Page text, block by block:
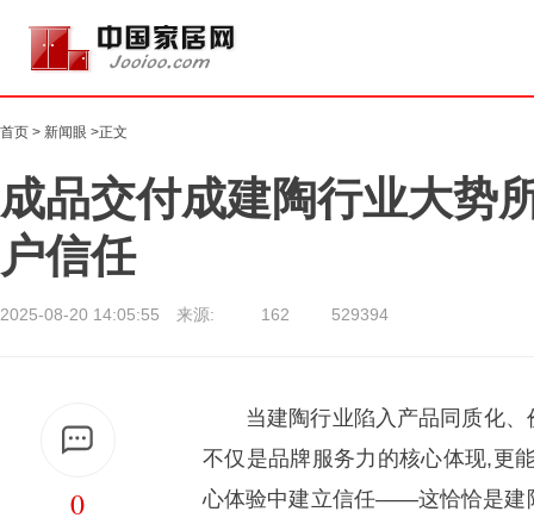
首页 > 新闻眼 >正文
成品交付成建陶行业大势
户信任
2025-08-20 14:05:55 来源: 162 529394
0
当建陶行业陷入产品同质化
不仅是品牌服务力的核心体现,更
心体验中建立信任——这恰恰是建